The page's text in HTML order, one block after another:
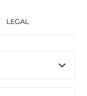
LEGAL